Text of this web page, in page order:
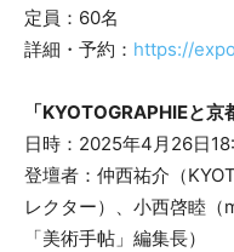
定員：60名
詳細・予約： https://
「KYOTOGRAPHIEと京
日時：2025年4月26日
登壇者：仲西祐介（
レクター）、小西啓睦
「美術手帖」編集長）